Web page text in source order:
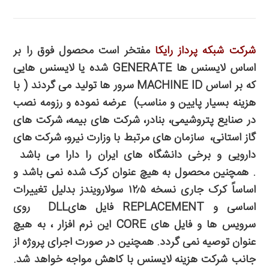
شرکت شبکه پرداز رایکا مفتخر است محصول فوق را بر
اساس لایسنس ها GENERATE
شده یا لایسنس هایی
که بر اساس MACHINE ID سرور ها تولید می گردند ( با
هزینه بسیار پایین و مناسب) عرضه نموده و رزومه نصب
در صنایع پتروشیمی، بنادر، شرکت های بیمه، شرکت های
گاز استانی، سازمان های مرتبط با وزارت نیرو، شرکت های
دارویی و برخی دانشگاه های ایران را دارا می باشد
. همچنین محصول به هیچ عنوان کرک شده نمی باشد و
اساساً کرک جاری نسخه۱۲٫۵ سولارویندز بدلیل تغییرات
اساسی و REPLACEMENT فایل هایDLL
روی
سرویس ها و فایل های CORE این نرم افزار ، به هیچ
عنوان توصیه نمی گردد. همچنین در صورت اجرای پروژه از
جانب شرکت هزینه لایسنس با کاهش مواجه خواهد شد.